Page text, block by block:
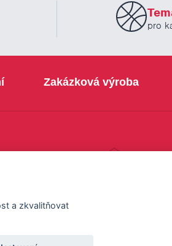
pro
Zakázková výroba
a zkvalitňovat